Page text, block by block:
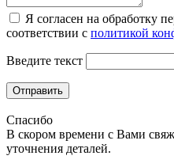
Я согласен на обработку
соответствии с политикой
Введите текст
Отправить
Спасибо
В скором времени с Вами
уточнения деталей.